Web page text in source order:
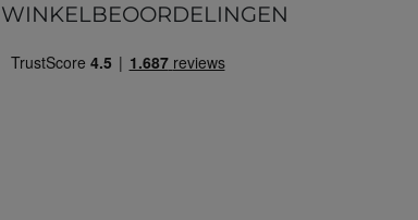
WINKELBEOORDELINGEN